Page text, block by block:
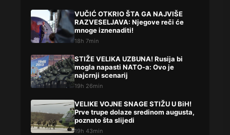
VUČIĆ OTKRIO ŠTA GA NAJVIŠE
RAZVESELJAVA: Njegove reči će
mnoge iznenaditi!
18h 7min
STIŽE VELIKA UZBUNA! Rusija bi
mogla napasti NATO-a: Ovo je
najcrnji scenarij
19h 26min
VELIKE VOJNE SNAGE STIŽU U BiH!
Prve trupe dolaze sredinom augusta,
poznato šta slijedi
19h 43min